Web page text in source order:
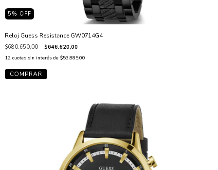
5 % OFF
Reloj Guess Resistance GW0714G4
$680.650,00 $646.620,00
12 cuotas sin interés de $53.885,00